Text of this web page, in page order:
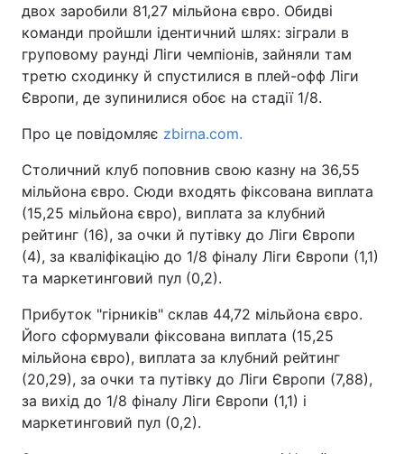
двох заробили 81,27 мільйона євро. Обидві
команди пройшли ідентичний шлях: зіграли в
груповому раунді Ліги чемпіонів, зайняли там
третю сходинку й спустилися в плей-офф Ліги
Європи, де зупинилися обоє на стадії 1/8.
Про це повідомляє zbirna.com.
Столичний клуб поповнив свою казну на 36,55
мільйона євро. Сюди входять фіксована виплата
(15,25 мільйона євро), виплата за клубний
рейтинг (16), за очки й путівку до Ліги Європи
(4), за кваліфікацію до 1/8 фіналу Ліги Європи (1,1)
та маркетинговий пул (0,2).
Прибуток "гірників" склав 44,72 мільйона євро.
Його сформували фіксована виплата (15,25
мільйона євро), виплата за клубний рейтинг
(20,29), за очки та путівку до Ліги Європи (7,88),
за вихід до 1/8 фіналу Ліги Європи (1,1) і
маркетинговий пул (0,2).